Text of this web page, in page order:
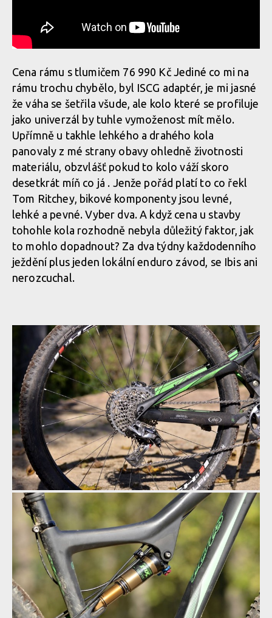
Cena rámu s tlumičem 76 990 Kč Jediné co mi na
rámu trochu chybělo, byl ISCG adaptér, je mi jasné
že váha se šetřila všude, ale kolo které se profiluje
jako univerzál by tuhle vymoženost mít mělo.
Upřímně u takhle lehkého a drahého kola
panovaly z mé strany obavy ohledně životnosti
materiálu, obzvlášť pokud to kolo váží skoro
desetkrát míň co já . Jenže pořád platí to co řekl
Tom Ritchey, bikové komponenty jsou levné,
lehké a pevné. Vyber dva. A když cena u stavby
tohohle kola rozhodně nebyla důležitý faktor, jak
to mohlo dopadnout? Za dva týdny každodenního
ježdění plus jeden lokální enduro závod, se Ibis ani
nerozcuchal.